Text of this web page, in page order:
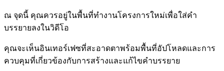
ณ จุดนี้ คุณควรอยู่ในพื้นที่ทำงานโครงการใหม่เพื่อใส่คำ
บรรยายลงในวิดีโอ
คุณจะเห็นอินเทอร์เฟซที่สะอาดตาพร้อมพื้นที่อัปโหลดและการ
ควบคุมที่เกี่ยวข้องกับการสร้างและแก้ไขคำบรรยาย